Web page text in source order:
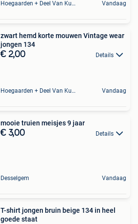
Hoegaarden + Deel Van Kumtich + Deel Van Tienen Vandaag
zwart hemd korte mouwen Vintage wear
jongen 134
€ 2,00 Details
Hoegaarden + Deel Van Kumtich + Deel Van Tienen Vandaag
mooie truien meisjes 9 jaar
€ 3,00 Details
Desselgem Vandaag
T-shirt jongen bruin beige 134 in heel
goede staat